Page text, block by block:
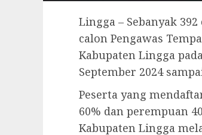
Lingga – Sebanyak
calon Pengawas
Kabupaten Lingga
September 2024
Peserta yang
60% dan perempuan
Kabupaten Lingga